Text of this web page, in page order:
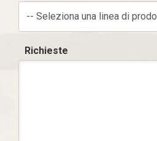
-- Seleziona una linea di
Richieste